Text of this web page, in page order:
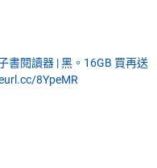
書閱讀器 | 黑。16GB 買再送
8YpeMR